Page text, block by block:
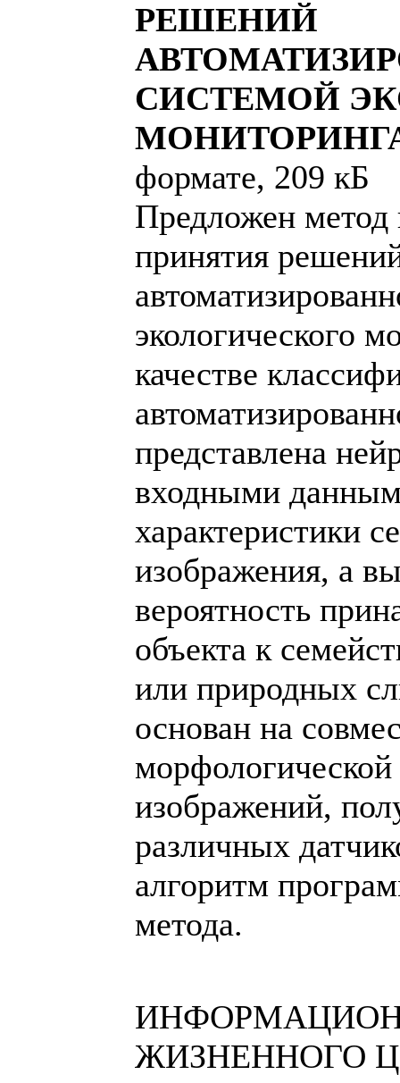
РЕШЕНИЙ
СИСТЕМОЙ
формате, 209 кБ
Предложен метод
принятия
экологического
качестве
представлена
входными
характеристики
изображения, а
вероятность
объекта к
или природных
основан на
изображений,
различных
алгоритм
метода.
ЖИЗНЕННОГО